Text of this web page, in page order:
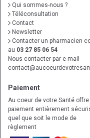
Qui sommes-nous ?
Téléconsultation
Contact
Newsletter
Contacter un pharmacien
au 03 27 85 06 54
Nous contacter par e-mail
contact@
Paiement
Au coeur de votre Santé offre
paiement entièrement
quel que soit le mode de
règlement